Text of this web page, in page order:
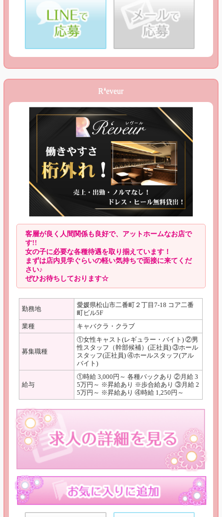
R❛eveur
客層が良く人間関係も良好で、アットホームなお店で
す!!
女の子に必要な各種待遇を取り揃えています！
まずは店内見学ぐらいの軽い気持ちで面接に来てくだ
さい♪
ぜひお待ちしております☆
勤務地
愛媛県松山市二番町２丁目7-18 コア二番
町ビル5F
業種
キャバクラ・クラブ
募集職種
①女性キャスト(レギュラー・バイト) ②男
性スタッフ（幹部候補）(正社員) ③ホール
スタッフ(正社員) ④ホールスタッフ(アル
バイト)
給与
①時給 3,000円～ 各種バックあり ②月給 3
5万円～ ※昇給あり ※歩合給あり ③月給 2
5万円～ ※昇給あり ④時給 1,250円～